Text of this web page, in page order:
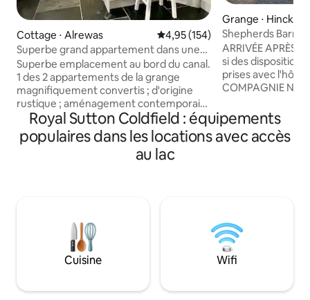
Cottage ⋅ Alrewas Évaluation moyenne sur la
4,95 (154)
Superbe grand appartement dans une
grange, près du canal
Superbe emplacement au bord du canal.
1 des 2 appartements de la grange
magnifiquement convertis ; d'origine
rustique ; aménagement contemporain.
Sols en ardoise naturelle ; chauffage au
sol partout. Wifi ultra-rapide - fibre
illimitée (59 Mbit/s) et grand lit KING size
coopérative, un café et une boucherie
primée et un magasin de fish and chips.
À quelques minutes en voiture du
National Memorial Arboretum et du lieu
Grange ⋅ Hinckley
Shepherds Barn
parking très
ARRIVÉE APRÈS
si des
prises avec l'hôte.
COMPAGNIE NI DE
ACCORD
DÉPART AVANT
et confortable
super king size
d'une belle salle
baignoire à
Royal Sutton Coldfield : équipements
populaires dans les locations avec accès
au lac
Cuisine Wifi